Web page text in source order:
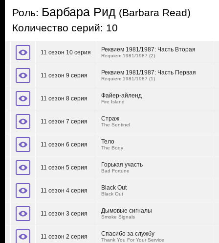
Роль: Барбара Рид (Barbara Read)
Количество серий: 10
11 сезон 10 серия Реквием 1981/1987: Часть Вторая
Requiem 1981/1987 (2)
11 сезон 9 серия Реквием 1981/1987: Часть Первая
Requiem 1981/1987 (1)
11 сезон 8 серия Файер-айленд
Fire Island
11 сезон 7 серия Страж
The Sentinel
11 сезон 6 серия Тело
The Body
11 сезон 5 серия Горькая участь
Bad Fortune
11 сезон 4 серия Black Out
Black Out
11 сезон 3 серия Дымовые сигналы
Smoke Signals
11 сезон 2 серия Спасибо за службу
Thank You For Your Service